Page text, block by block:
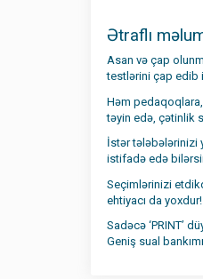
Ətraflı
Asan və çap
testlərini çap edib
Həm
təyin edə, çətinlik
İstər tələbələrinizi
istifadə edə
Seçimlərinizi
ehtiyacı da yoxdur!
Sadəcə ‘PRINT’
Geniş sual